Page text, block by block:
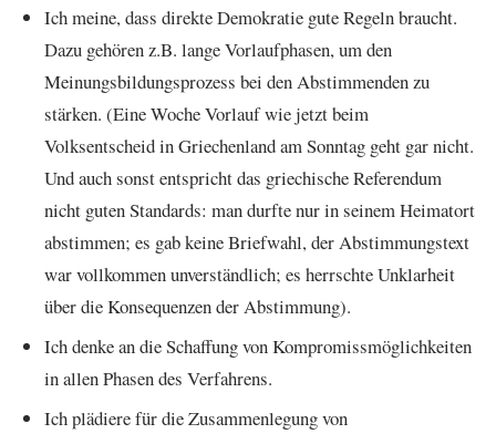
Ich meine, dass direkte Demokratie gute Regeln braucht.
Dazu gehören z.B. lange Vorlaufphasen, um den
Meinungsbildungsprozess bei den Abstimmenden zu
stärken. (Eine Woche Vorlauf wie jetzt beim
Volksentscheid in Griechenland am Sonntag geht gar nicht.
Und auch sonst entspricht das griechische Referendum
nicht guten Standards: man durfte nur in seinem Heimatort
abstimmen; es gab keine Briefwahl, der Abstimmungstext
war vollkommen unverständlich; es herrschte Unklarheit
über die Konsequenzen der Abstimmung).
Ich denke an die Schaffung von Kompromissmöglichkeiten
in allen Phasen des Verfahrens.
Ich plädiere für die Zusammenlegung von